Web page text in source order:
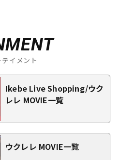
イメント
Ikebe Live Shopping/ウク
レレ MOVIE一覧
ウクレレ MOVIE一覧